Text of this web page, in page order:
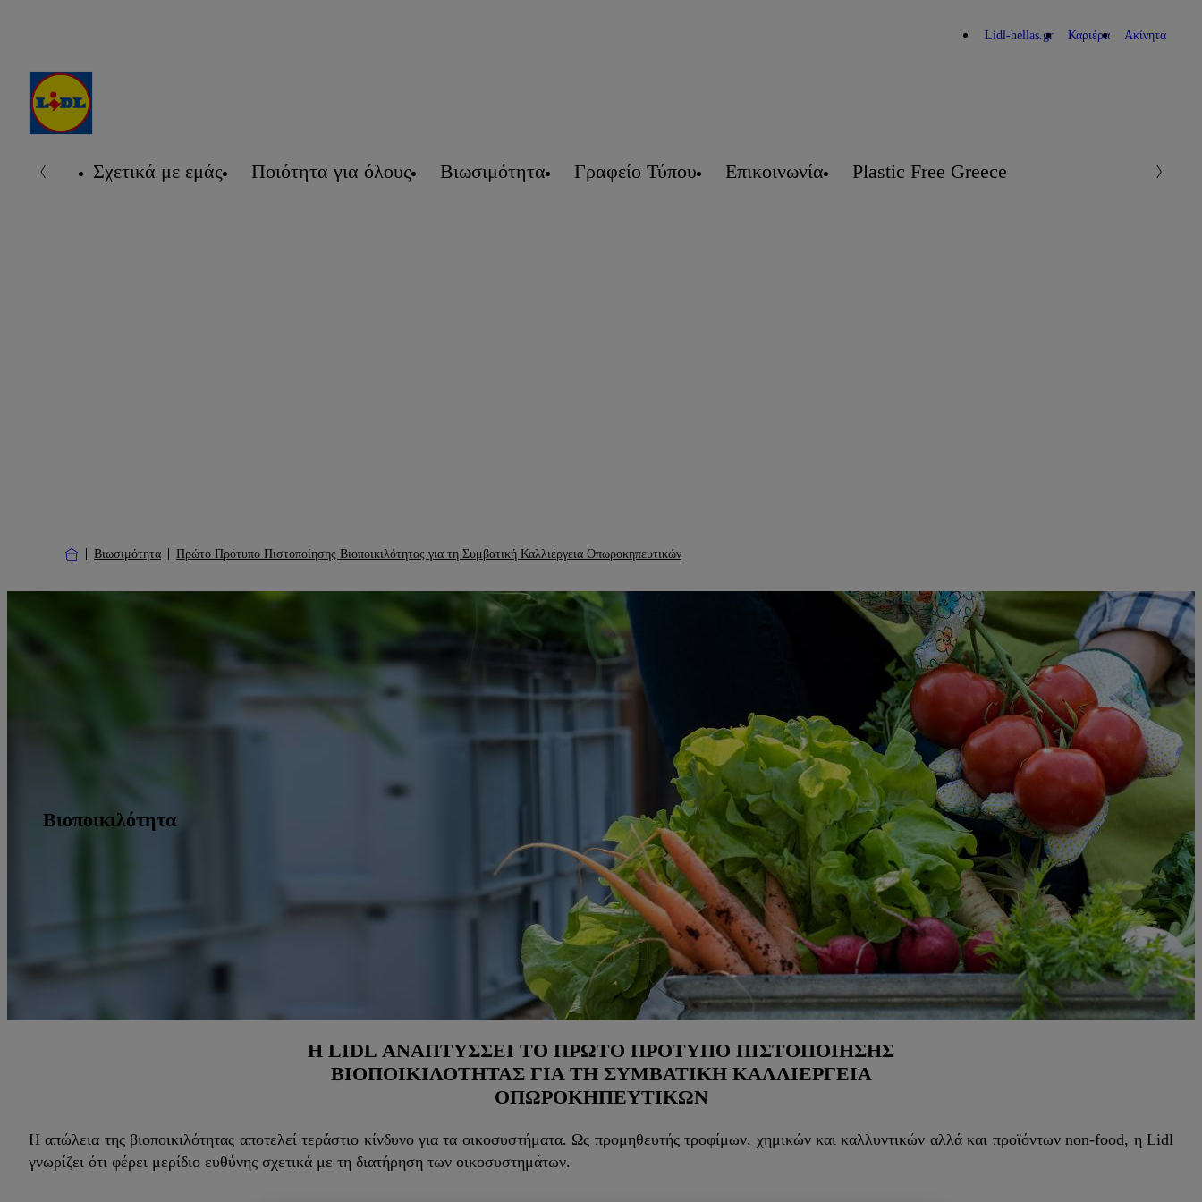
Lidl-hellas.gr Καριέρα Ακίνητα
Σχετικά με εμάς Ποιότητα για όλους Βιωσιμότητα Γραφείο Τύπου Επικοινωνία Plastic Free Greece
Βιωσιμότητα Πρώτο Πρότυπο Πιστοποίησης Βιοποικιλότητας για τη Συμβατική Καλλιέργεια Οπωροκηπευτικών
Βιοποικιλότητα
Η LIDL ΑΝΑΠΤΎΣΣΕΙ ΤΟ ΠΡΏΤΟ ΠΡΌΤΥΠΟ ΠΙΣΤΟΠΟΊΗΣΗΣ
ΒΙΟΠΟΙΚΙΛΌΤΗΤΑΣ ΓΙΑ ΤΗ ΣΥΜΒΑΤΙΚΉ ΚΑΛΛΙΈΡΓΕΙΑ
ΟΠΩΡΟΚΗΠΕΥΤΙΚΏΝ
Η απώλεια της βιοποικιλότητας αποτελεί τεράστιο κίνδυνο για τα οικοσυστήματα. Ως προμηθευτής τροφίμων, χημικών και καλλυντικών αλλά και προϊόντων non-food, η Lidl
γνωρίζει ότι φέρει μερίδιο ευθύνης σχετικά με τη διατήρηση των οικοσυστημάτων.